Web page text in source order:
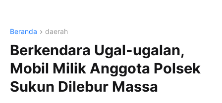
Beranda daerah
Berkendara Ugal-ugalan,
Mobil Milik Anggota Polsek
Sukun Dilebur Massa